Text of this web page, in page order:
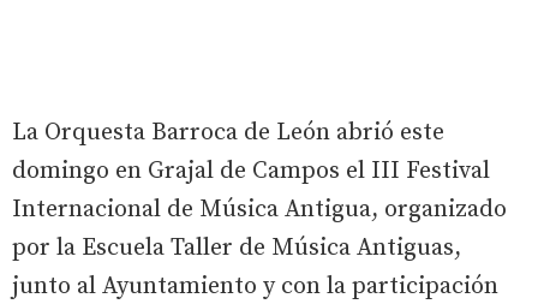
La Orquesta Barroca de León abrió este
domingo en Grajal de Campos el III Festival
Internacional de Música Antigua, organizado
por la Escuela Taller de Música Antiguas,
junto al Ayuntamiento y con la participación